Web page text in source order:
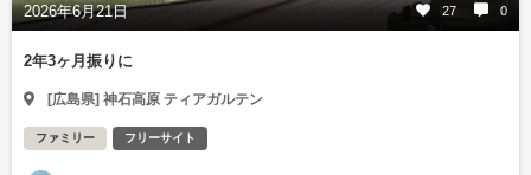
2026年6月21日 27 0
2年3ヶ月振りに
[広島県] 神石高原 ティアガルテン
ファミリー フリーサイト